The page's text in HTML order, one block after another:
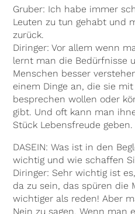
Gruber: Ich habe immer
Leuten zu tun gehabt und
zurück.
Diringer: Vor allem wenn
lernt man die Bedürfnisse
Menschen besser
einem Dinge an, die sie
besprechen wollen oder
gibt. Und oft kann man
Stück Lebensfreude geben.
DASEIN: Was ist in den
wichtig und wie schaffen
Diringer: Sehr wichtig ist
da zu sein, das spüren die
wichtiger als reden! Aber
Nein zu sagen. Wenn man